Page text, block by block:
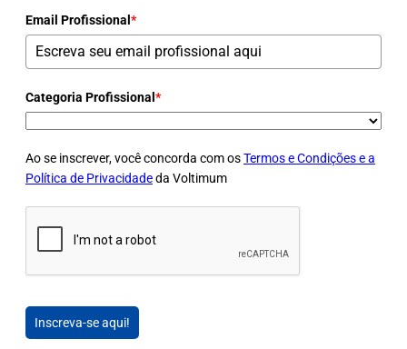
Email Profissional *
Categoria Profissional *
Ao se inscrever, você concorda com osTermos e Condições e a
Política de Privacidadeda Voltimum
Inscreva-se aqui!